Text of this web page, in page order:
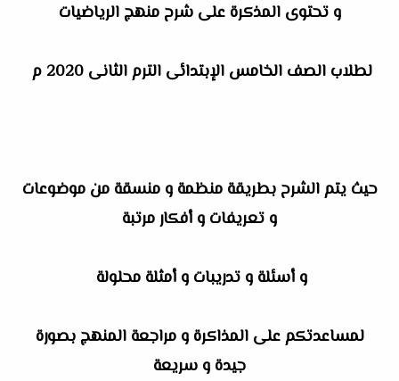
و تحتوى المذكرة على شرح منهج الرياضيات
لطلاب الصف الخامس الإبتدائى الترم الثانى 2020 م
حيث يتم الشرح بطريقة منظمة و منسقة من موضوعات
و تعريفات و أفكار مرتبة
و أسئلة و تدريبات و أمثلة محلولة
لمساعدتكم على المذاكرة و مراجعة المنهج بصورة
جيدة و سريعة